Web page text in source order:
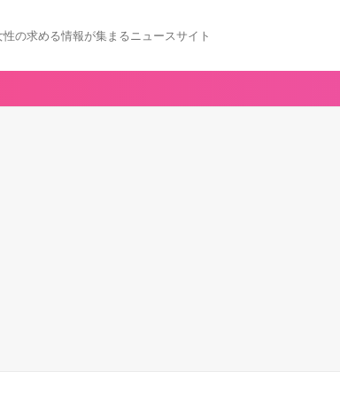
の求める情報が集まるニュースサイト